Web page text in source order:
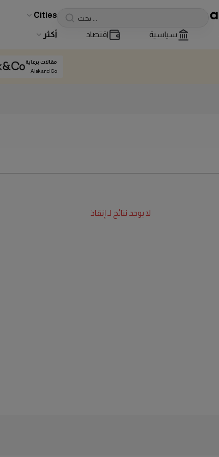
Cities
سياسية اقتصاد أكثر
مقالات برعاية
Alak and Co
لا يوجد نتائج لـ إنقاذ